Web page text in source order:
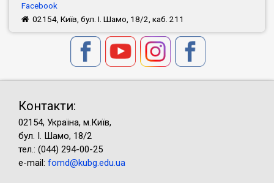
Facebook
02154, Київ, бул. І. Шамо, 18/2, каб. 211
Контакти:
02154, Україна, м.Київ,
бул. І. Шамо, 18/2
тел.: (044) 294-00-25
e-mail: fomd@kubg.edu.ua